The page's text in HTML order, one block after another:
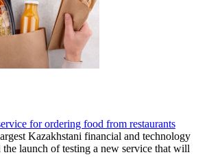
for ordering food from restaurants
Kazakhstani financial and technology
the launch of testing a new service that will